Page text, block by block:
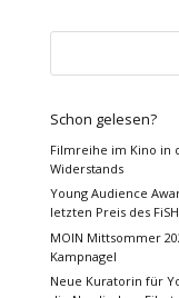
Schon gelesen?
Filmreihe im Kino in
Widerstands
Young Audience
letzten Preis des
MOIN Mittsommer
Kampnagel
Neue Kuratorin für